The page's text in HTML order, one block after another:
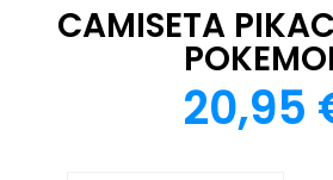
CAMISETA
20,95